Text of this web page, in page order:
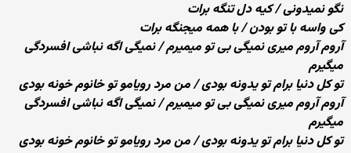
نگو نمیدونی / کیه دل تنگه برات
کی واسه با تو بودن / با همه میجنگه برات
آروم آروم میری نمیگی بی تو میمیرم / نمیگی اگه نباشی افسردگی
میگیرم
تو کل دنیا برام تو یدونه بودی / من مرد رویامو تو خانوم خونه بودی
آروم آروم میری نمیگی بی تو میمیرم / نمیگی اگه نباشی افسردگی
میگیرم
تو کل دنیا برام تو یدونه بودی / من مرد رویامو تو خانوم خونه بودی